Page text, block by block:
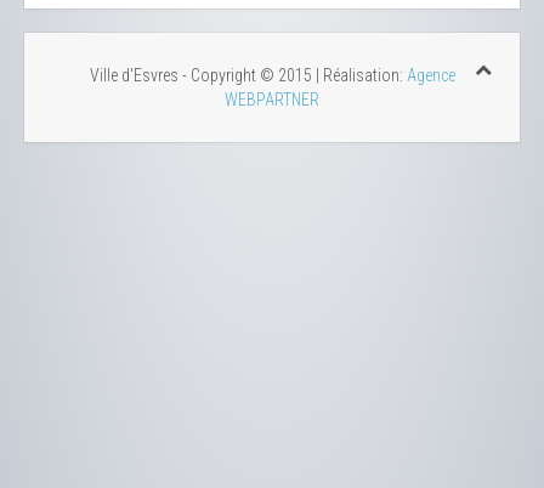
Ville d'Esvres - Copyright © 2015 | Réalisation: Agence
WEBPARTNER